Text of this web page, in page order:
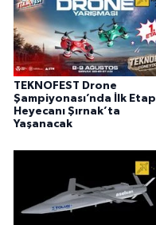
TEKNOFEST Drone
Şampiyonası’nda İlk Etap
Heyecanı Şırnak’ta
Yaşanacak